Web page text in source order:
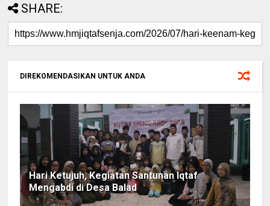
SHARE:
DIREKOMENDASIKAN UNTUK ANDA
Hari Ketujuh, Kegiatan Santunan Iqtaf
Mengabdi di Desa Balad